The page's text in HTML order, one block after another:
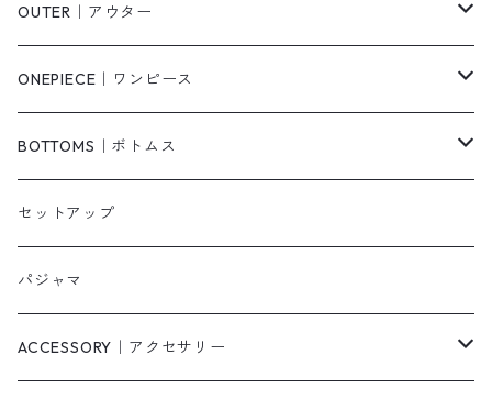
Tシャツ/カットソー
シャツ/ブラウス
ベスト/チョッキ
タンクトップ/キャミソール
スウェット/パーカー
ニット/セーター
OUTER｜アウター
ジャケット/ブルゾン
コート
カーディガン
ダウンコート
その他
ONEPIECE｜ワンピース
柄
無地
ニットワンピース
ロングワンピース
BOTTOMS｜ボトムス
パンツ・デニム
ショートパンツ
スカート
セットアップ
パジャマ
ACCESSORY｜アクセサリー